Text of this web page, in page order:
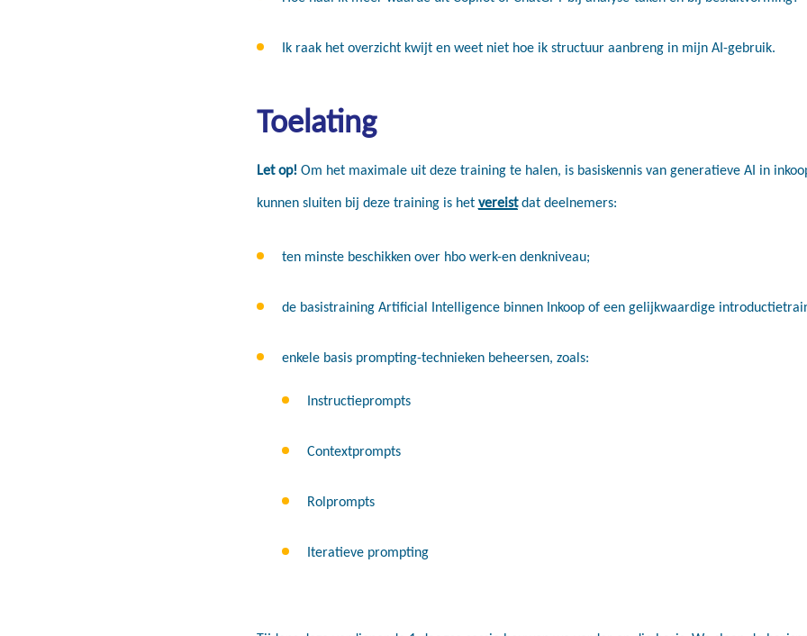
Ik raak het overzicht kwijt en weet niet hoe ik structuur aanbreng in mijn AI-gebruik.
Toelating
Let op! Om het maximale uit deze training te halen, is basiskennis van generatieve AI in
kunnen sluiten bij deze training is het vereistdat deelnemers:
ten minste beschikken over hbo werk-en denkniveau;
de basistraining Artificial Intelligence binnen Inkoop of een gelijkwaardige
enkele basis prompting-technieken beheersen, zoals:
Instructieprompts
Contextprompts
Rolprompts
Iteratieve prompting